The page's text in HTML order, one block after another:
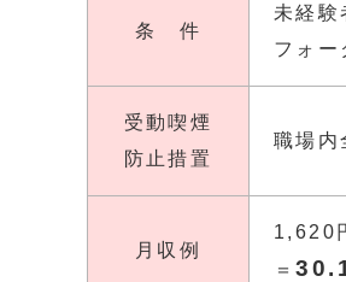
条 件
未経験
フォー
受動喫煙
防止措置
職場内
月収例
1,620
＝